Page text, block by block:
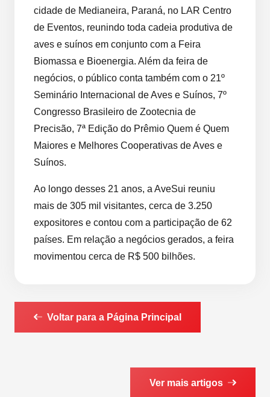
cidade de Medianeira, Paraná, no LAR Centro
de Eventos, reunindo toda cadeia produtiva de
aves e suínos em conjunto com a Feira
Biomassa e Bioenergia. Além da feira de
negócios, o público conta também com o 21º
Seminário Internacional de Aves e Suínos, 7º
Congresso Brasileiro de Zootecnia de
Precisão, 7ª Edição do Prêmio Quem é Quem
Maiores e Melhores Cooperativas de Aves e
Suínos.
Ao longo desses 21 anos, a AveSui reuniu
mais de 305 mil visitantes, cerca de 3.250
expositores e contou com a participação de 62
países. Em relação a negócios gerados, a feira
movimentou cerca de R$ 500 bilhões.
Voltar para a Página Principal
Ver mais artigos